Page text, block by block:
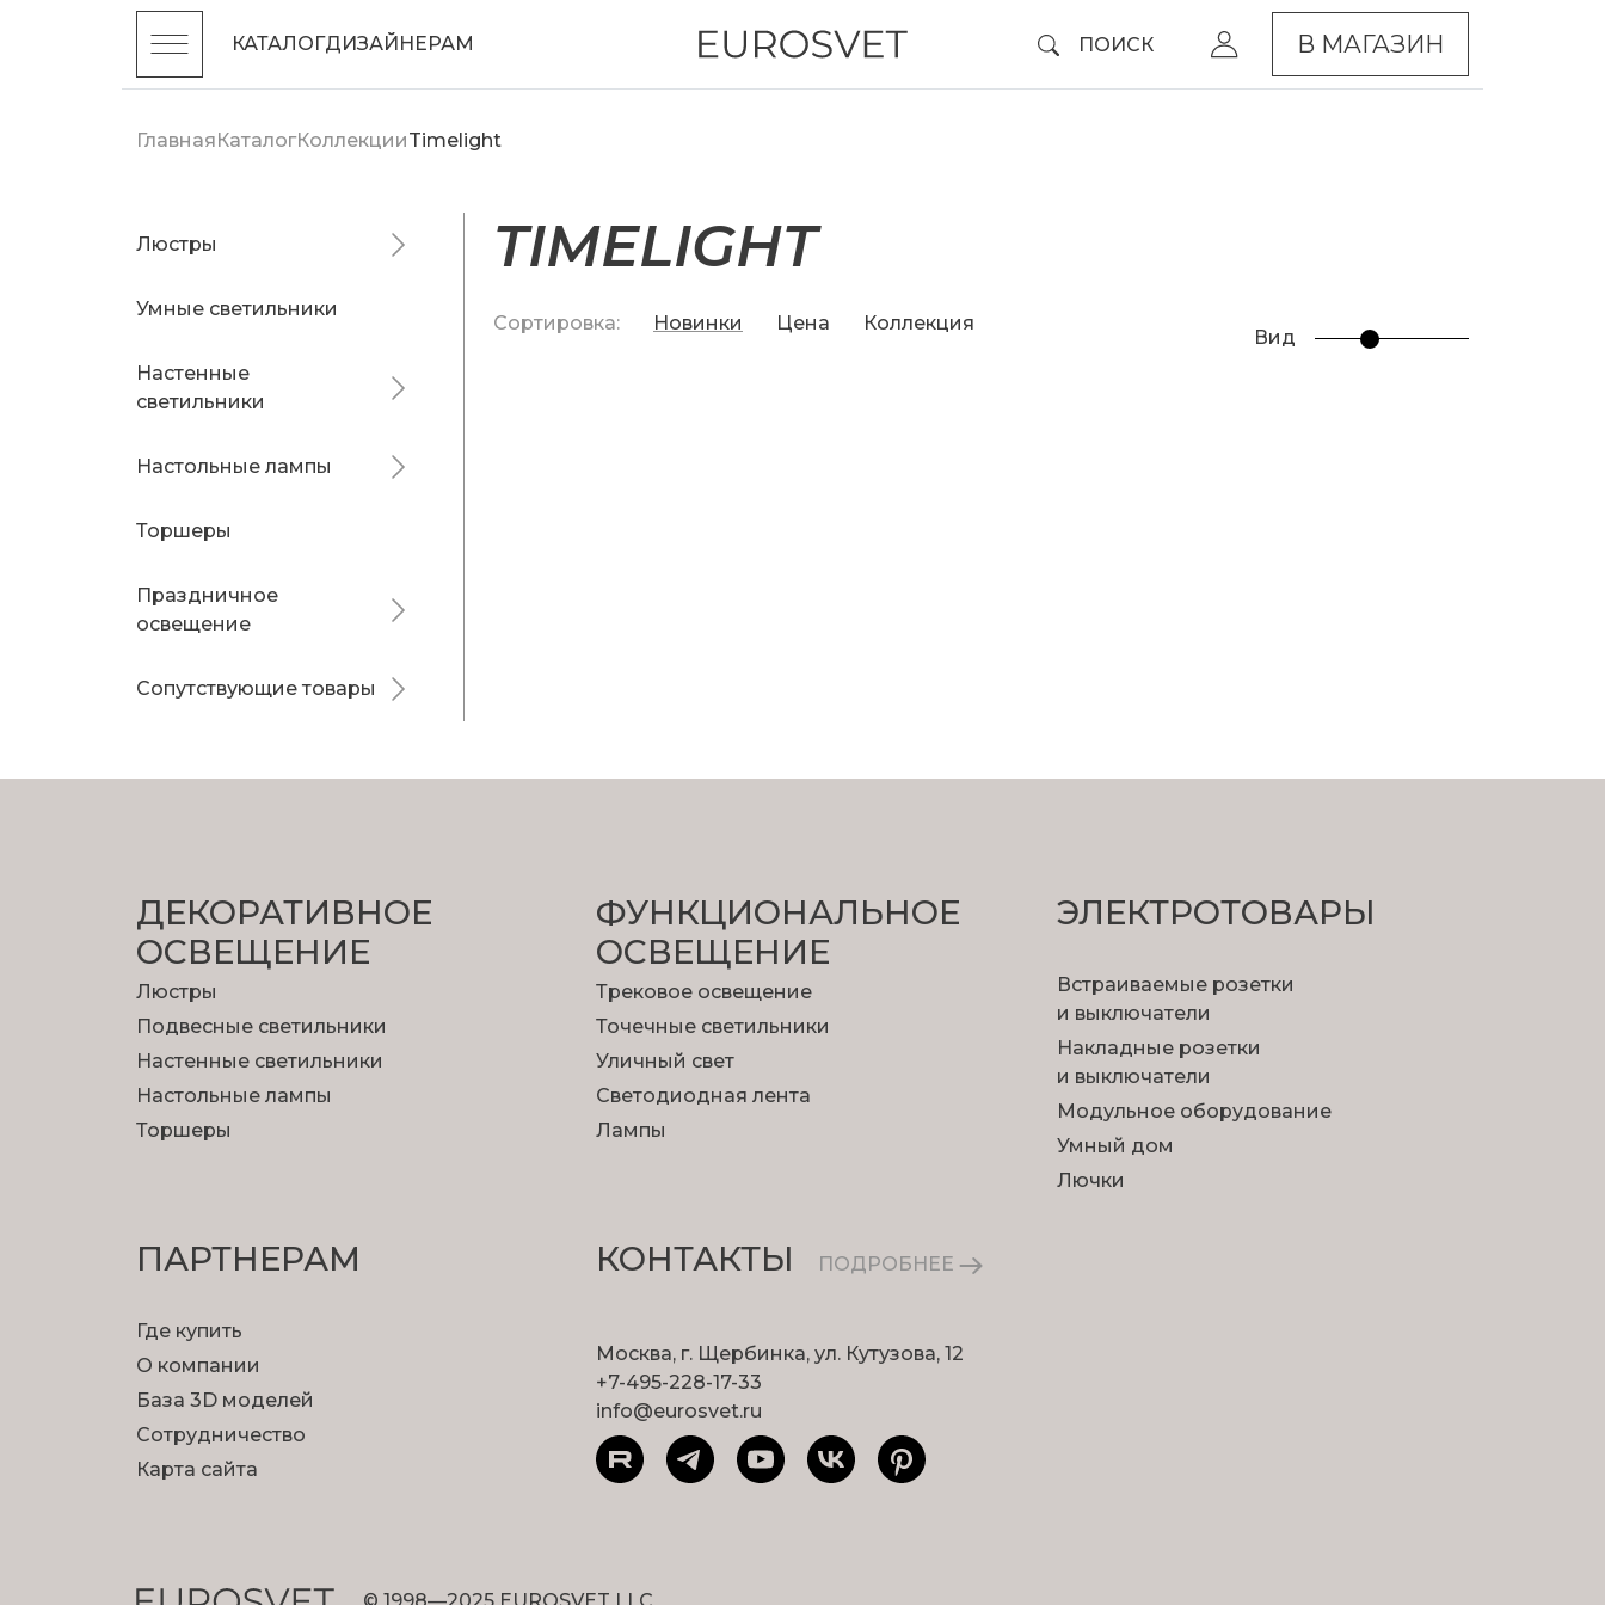
КАТАЛОГДИЗАЙНЕРАМ ПОИСК В МАГАЗИН
ГлавнаяКаталогКоллекцииTimelight
Люстры
Умные светильники
Настенные
светильники
Настольные лампы
Торшеры
Праздничное
освещение
Сопутствующие товары
TIMELIGHT
Сортировка: Новинки Цена Коллекция
Вид
ДЕКОРАТИВНОЕ
ОСВЕЩЕНИЕ
Люстры
Подвесные светильники
Настенные светильники
Настольные лампы
Торшеры
ФУНКЦИОНА­ЛЬНОЕ
ОСВЕЩЕНИЕ
Трековое освещение
Точечные светильники
Уличный свет
Светодиодная лента
Лампы
ЭЛЕКТРОТОВАРЫ
Встраиваемые розетки
и выключатели
Накладные розетки
и выключатели
Модульное оборудование
Умный дом
Лючки
ПАРТНЕРАМ
Где купить
О компании
База 3D моделей
Сотрудничество
Карта сайта
КОНТАКТЫ ПОДРОБНЕЕ
Москва, г. Щербинка, ул. Кутузова, 12
+7-495-228-17-33
info@eurosvet.ru